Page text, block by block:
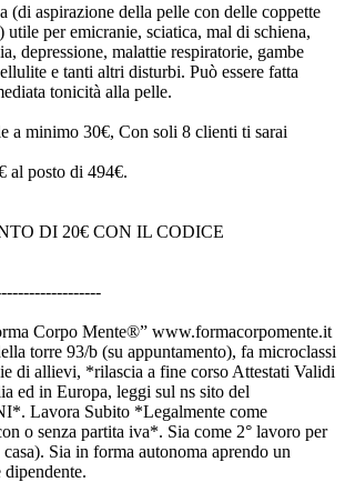
(di aspirazione della pelle con delle coppette
per emicranie, sciatica, mal di schiena,
depressione, malattie respiratorie, gambe
e tanti altri disturbi. Può essere fatta
tonicità alla pelle.
a minimo 30€, Con soli 8 clienti ti sarai
al posto di 494€.
DI 20€ CON IL CODICE
Corpo Mente®” www.formacorpomente.it
torre 93/b (su appuntamento), fa microclassi
di allievi, *rilascia a fine corso Attestati Validi
ed in Europa, leggi sul ns sito del
Lavora Subito *Legalmente come
o senza partita iva*. Sia come 2° lavoro per
Sia in forma autonoma aprendo un